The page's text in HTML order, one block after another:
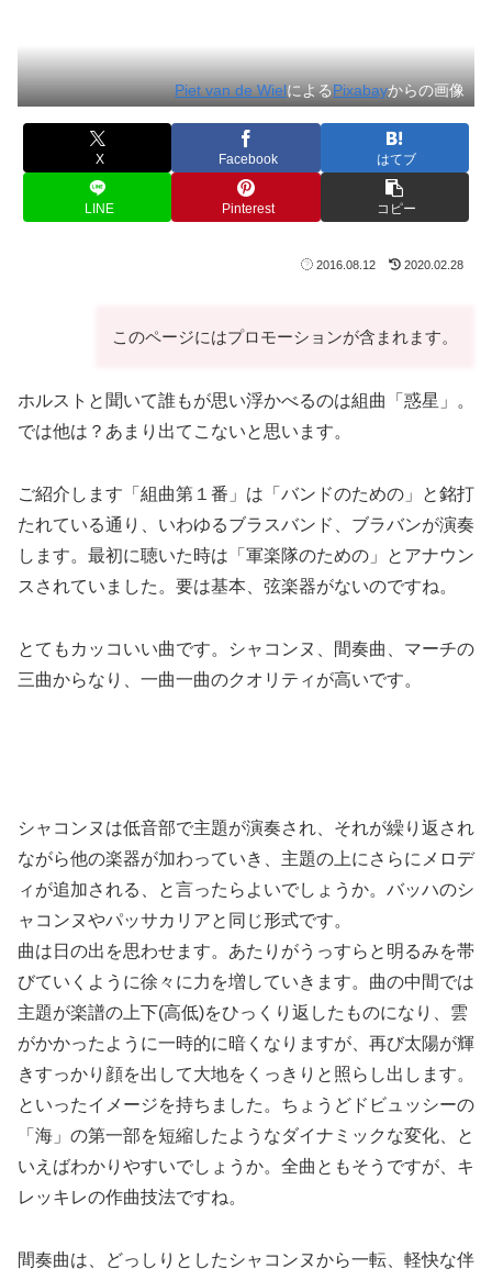
Piet van de WielによるPixabayからの画像
X Facebook はてブ
LINE Pinterest コピー
2016.08.12 2020.02.28
このページにはプロモーションが含まれます。
ホルストと聞いて誰もが思い浮かべるのは組曲「惑星」。
では他は？あまり出てこないと思います。
ご紹介します「組曲第１番」は「バンドのための」と銘打
たれている通り、いわゆるブラスバンド、ブラバンが演奏
します。最初に聴いた時は「軍楽隊のための」とアナウン
スされていました。要は基本、弦楽器がないのですね。
とてもカッコいい曲です。シャコンヌ、間奏曲、マーチの
三曲からなり、一曲一曲のクオリティが高いです。
シャコンヌは低音部で主題が演奏され、それが繰り返され
ながら他の楽器が加わっていき、主題の上にさらにメロデ
ィが追加される、と言ったらよいでしょうか。バッハのシ
ャコンヌやパッサカリアと同じ形式です。
曲は日の出を思わせます。あたりがうっすらと明るみを帯
びていくように徐々に力を増していきます。曲の中間では
主題が楽譜の上下(高低)をひっくり返したものになり、雲
がかかったように一時的に暗くなりますが、再び太陽が輝
きすっかり顔を出して大地をくっきりと照らし出します。
といったイメージを持ちました。ちょうどドビュッシーの
「海」の第一部を短縮したようなダイナミックな変化、と
いえばわかりやすいでしょうか。全曲ともそうですが、キ
レッキレの作曲技法ですね。
間奏曲は、どっしりとしたシャコンヌから一転、軽快な伴